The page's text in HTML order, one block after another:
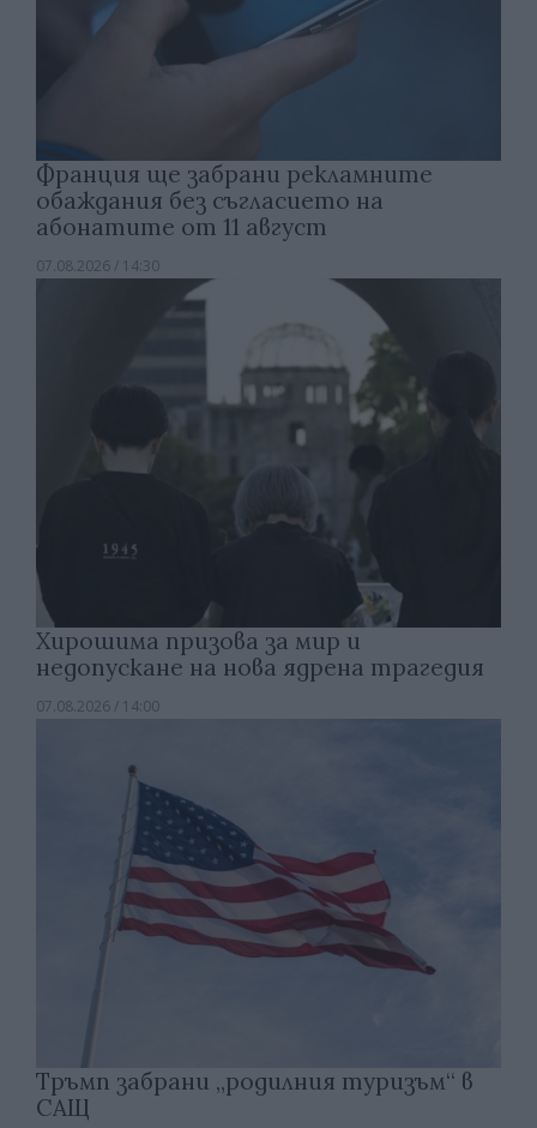
Франция ще забрани рекламните
обаждания без съгласието на
абонатите от 11 август
07.08.2026 / 14:30
Хирошима призова за мир и
недопускане на нова ядрена трагедия
07.08.2026 / 14:00
Тръмп забрани „родилния туризъм“ в
САЩ